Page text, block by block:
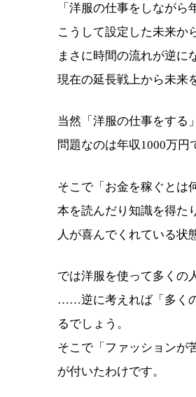
「洋服の仕事をしながら
こうして設定した未来か
まさに時間の流れが逆に
現在の延長戦上から未来
当然「洋服の仕事をする
問題なのは年収1000万円
そこで「お金を稼ぐとは
本を読んだり知識を得た
人が喜んでくれている状
では洋服を使って多くの
……逆に考えれば「多く
るでしょう。
そこで「ファッションが
が付いたわけです。